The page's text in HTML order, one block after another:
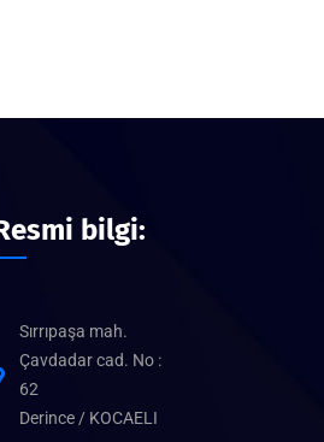
bilgi:
Sırrıpaşa mah.
Çavdadar cad. No :
62
Derince / KOCAELI